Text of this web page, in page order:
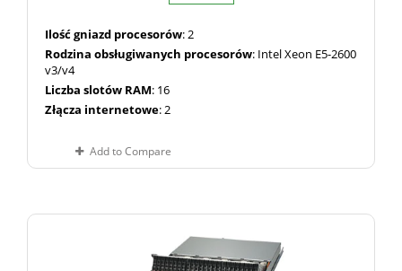
Ilość gniazd procesorów: 2
Rodzina obsługiwanych procesorów: Intel Xeon E5-2600
v3/v4
Liczba slotów RAM: 16
Złącza internetowe: 2
Add to Compare